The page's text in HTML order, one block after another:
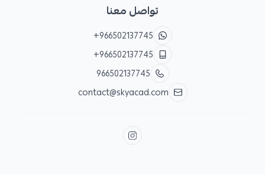
تواصل معنا
+966502137745
+966502137745
966502137745
contact@skyacad.com